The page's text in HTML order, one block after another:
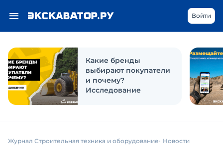
Войти
Какие бренды
выбирают покупатели
и почему?
Исследование
Журнал Строительная техника и оборудование Новости